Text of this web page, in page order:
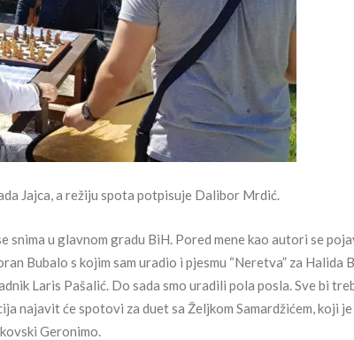
Jajca, a režiju spota potpisuje Dalibor Mrdić.
snima u glavnom gradu BiH. Pored mene kao autori se
Bubalo s kojim sam uradio i pjesmu “Neretva” za Halida
Laris Pašalić. Do sada smo uradili pola posla. Sve bi
najavit će spotovi za duet sa Željkom Samardžićem, koji
Geronimo.